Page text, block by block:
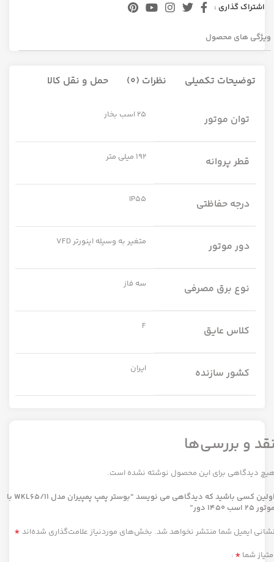
اشتراک گذاری :
ویژگی های محصول
توضیحات تکمیلی نظرات (0) حمل و نقل کالا
توان موتور 25 اسب بخار
قطر پروانه 192 میلی متر
درجه حفاظتی IP55
دور موتور متغیر به وسیله اینورتر VFD
نوع برق مصرفی سه فاز
کلاس عایق F
کشور سازنده ایران
و بررسی‌ها
دیدگاهی برای این محصول نوشته نشده است.
اولین کسی باشید که دیدگاهی می نویسد “بوستر پمپ پمپیران مدل WKL65/11 با
25 اسب 1450 دور”
ایمیل شما منتشر نخواهد شد. بخش‌های موردنیاز علامت‌گذاری شده‌اند *
شما *